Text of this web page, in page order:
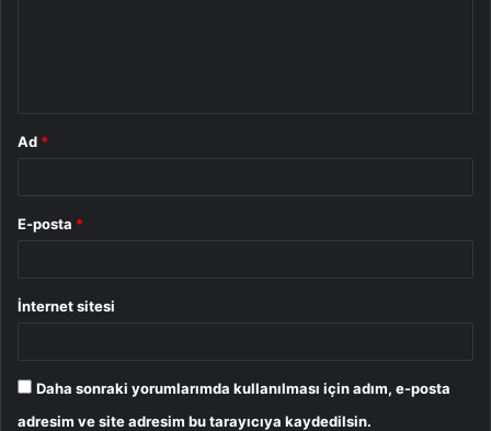
Ad *
E-posta *
İnternet sitesi
Daha sonraki yorumlarımda kullanılması için adım, e-posta
adresim ve site adresim bu tarayıcıya kaydedilsin.